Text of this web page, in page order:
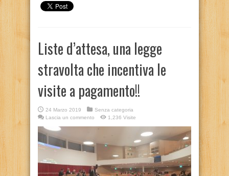
Liste d’attesa, una legge
stravolta che incentiva le
visite a pagamento!!
24 Marzo 2019
Senza categoria
Lascia un commento
1,236 Visite